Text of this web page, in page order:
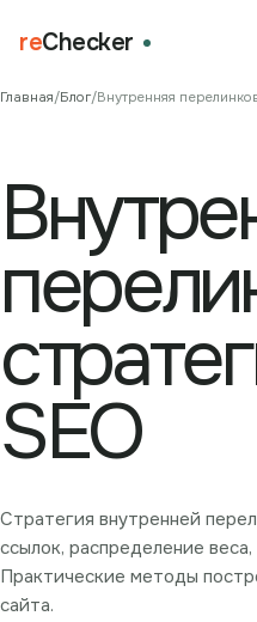
reChecker
Главная/Блог/Внутренняя
SEO
Стратегия внутренней
ссылок, распределение
Практические методы
сайта.